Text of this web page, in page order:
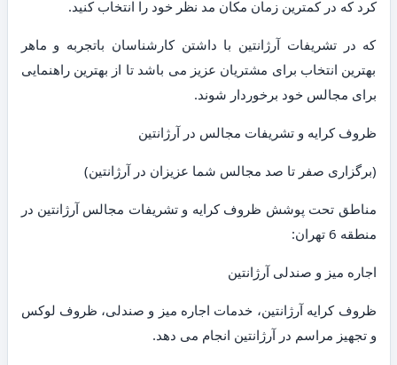
کرد که در کمترین زمان مکان مد نظر خود را انتخاب کنید.
که در تشریفات آرژانتین با داشتن کارشناسان باتجربه و ماهر
بهترین انتخاب برای مشتریان عزیز می باشد تا از بهترین راهنمایی
برای مجالس خود برخوردار شوند.
ظروف کرایه و تشریفات مجالس در آرژانتین
(برگزاری صفر تا صد مجالس شما عزیزان در آرژانتین)
مناطق تحت پوشش ظروف کرایه و تشریفات مجالس آرژانتین در
منطقه 6 تهران:
اجاره میز و صندلی آرژانتین
ظروف کرایه آرژانتین، خدمات اجاره میز و صندلی، ظروف لوکس
و تجهیز مراسم در آرژانتین انجام می دهد.